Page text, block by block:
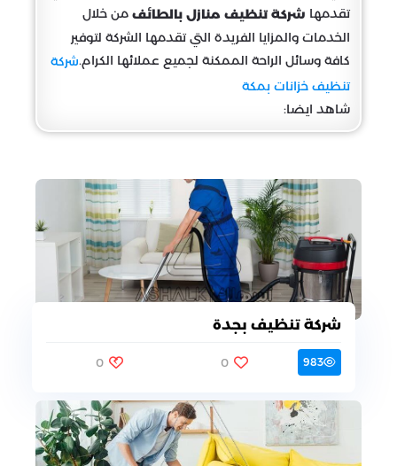
تقدمها شركة تنظيف منازل بالطائف من خلال
الخدمات والمزايا الفريدة التي تقدمها الشركة لتوفير
كافة وسائل الراحة الممكنة لجميع عملائها الكرام.شركة
تنظيف خزانات بمكة
شاهد ايضا:
شركة تنظيف بجدة
983
0
0